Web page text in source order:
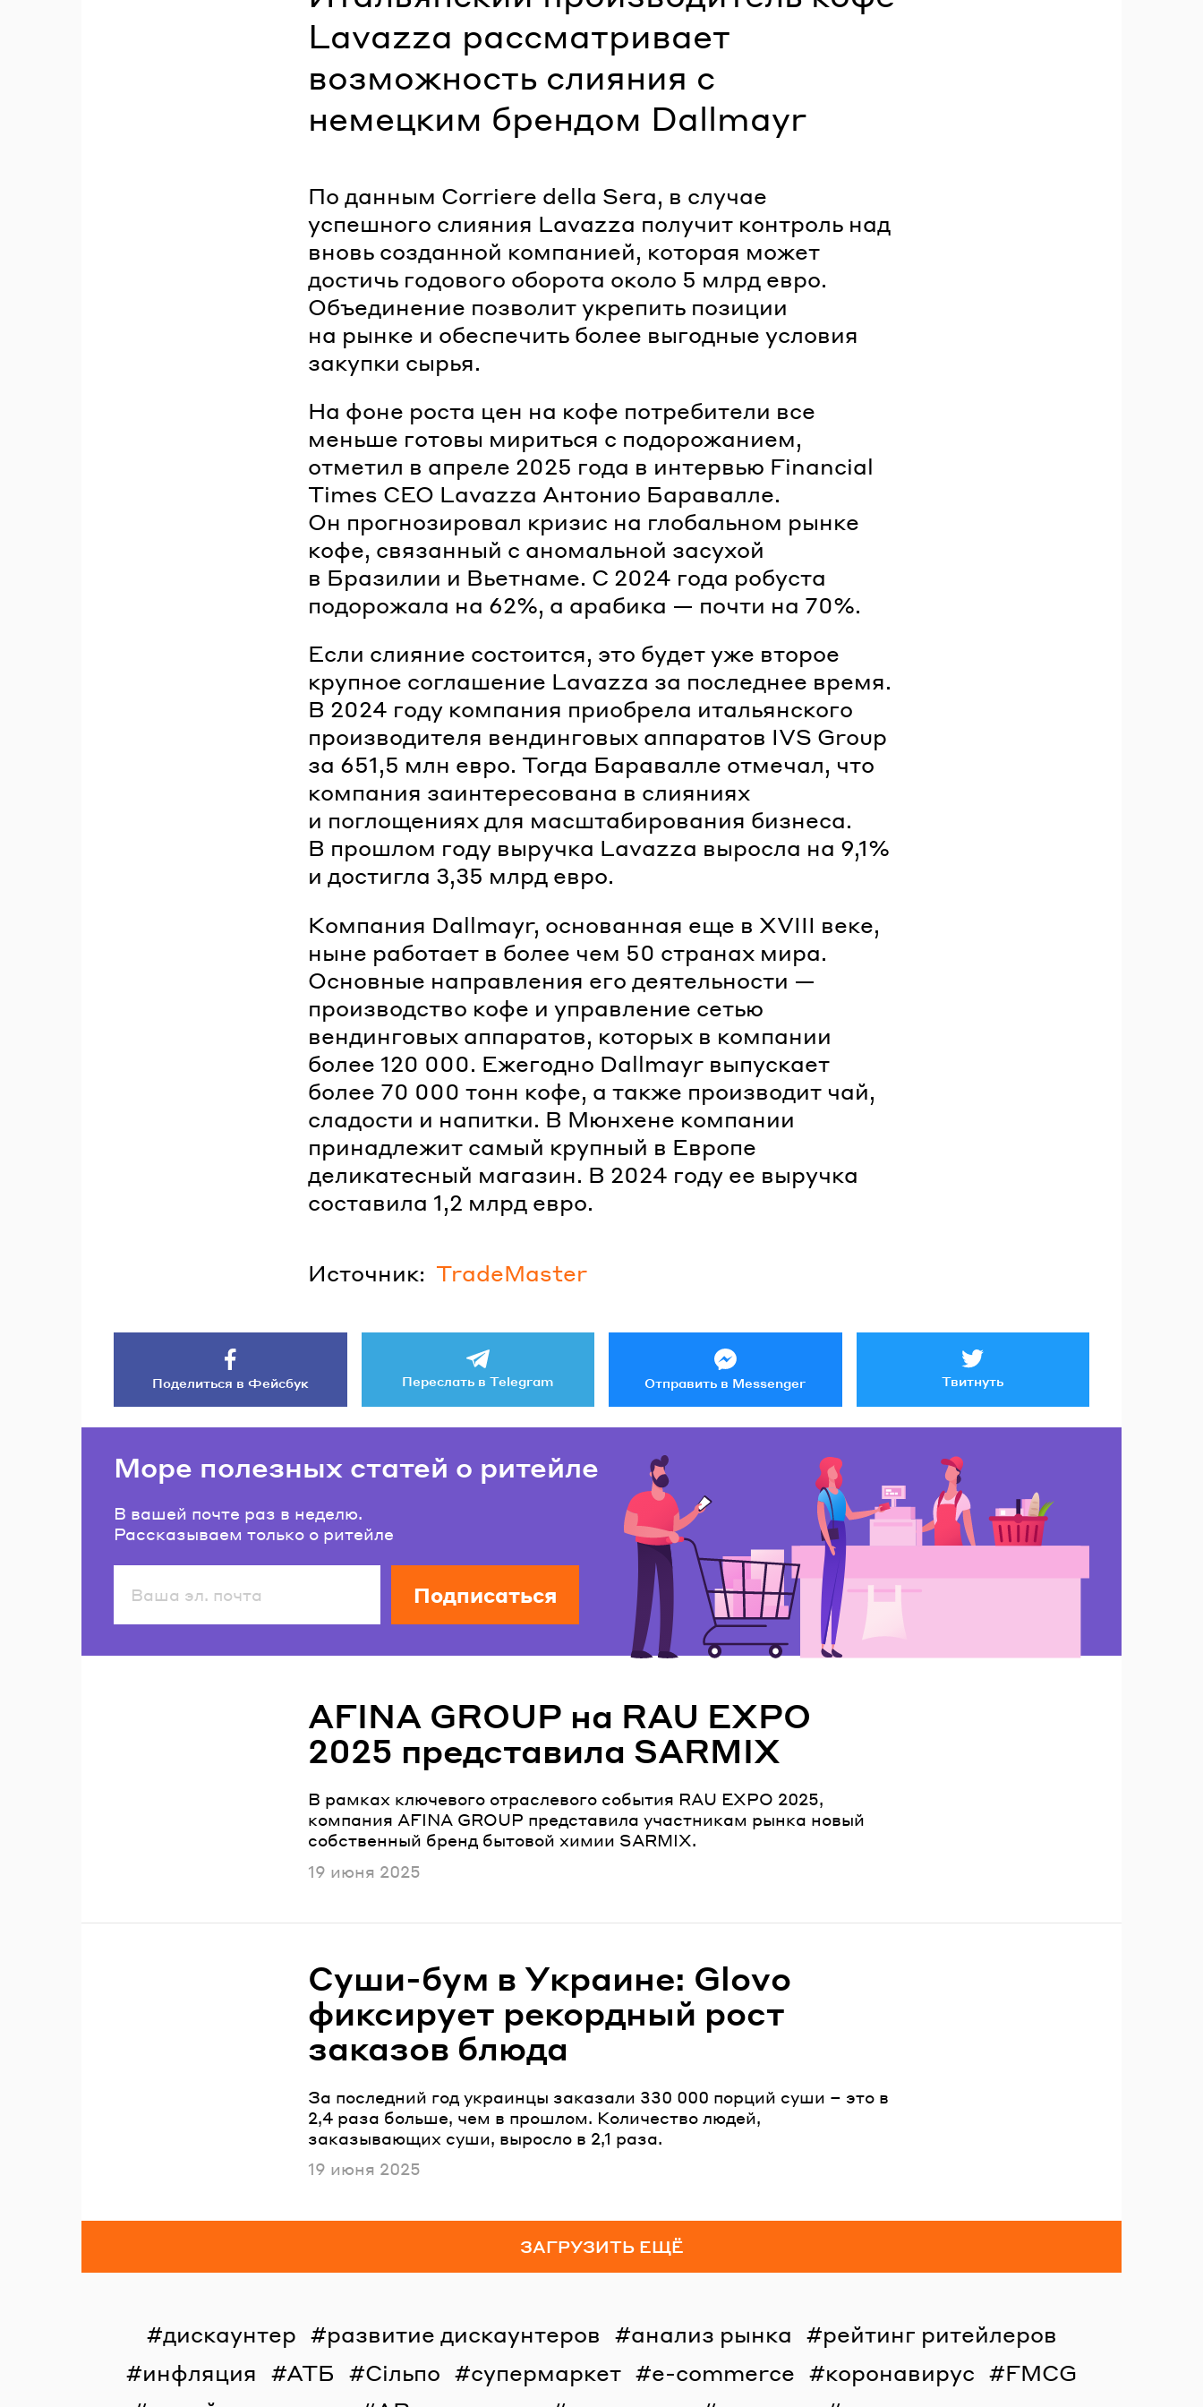
Lavazza рассматривает
возможность слияния с
немецким брендом Dallmayr
По данным Corriere della Sera, в случае
успешного слияния Lavazza получит контроль над
вновь созданной компанией, которая может
достичь годового оборота около 5 млрд евро.
Объединение позволит укрепить позиции
на рынке и обеспечить более выгодные условия
закупки сырья.
На фоне роста цен на кофе потребители все
меньше готовы мириться с подорожанием,
отметил в апреле 2025 года в интервью Financial
Times CEO Lavazza Антонио Баравалле.
Он прогнозировал кризис на глобальном рынке
кофе, связанный с аномальной засухой
в Бразилии и Вьетнаме. С 2024 года робуста
подорожала на 62%, а арабика — почти на 70%.
Если слияние состоится, это будет уже второе
крупное соглашение Lavazza за последнее время.
В 2024 году компания приобрела итальянского
производителя вендинговых аппаратов IVS Group
за 651,5 млн евро. Тогда Баравалле отмечал, что
компания заинтересована в слияниях
и поглощениях для масштабирования бизнеса.
В прошлом году выручка Lavazza выросла на 9,1%
и достигла 3,35 млрд евро.
Компания Dallmayr, основанная еще в XVIII веке,
ныне работает в более чем 50 странах мира.
Основные направления его деятельности —
производство кофе и управление сетью
вендинговых аппаратов, которых в компании
более 120 000. Ежегодно Dallmayr выпускает
более 70 000 тонн кофе, а также производит чай,
сладости и напитки. В Мюнхене компании
принадлежит самый крупный в Европе
деликатесный магазин. В 2024 году ее выручка
составила 1,2 млрд евро.
Источник: TradeMaster
Поделиться в Фейсбук Переслать в Telegram Отправить в Messenger Твитнуть
Море полезных статей о ритейле
В вашей почте раз в неделю.
Рассказываем только о ритейле
Подписаться
AFINA GROUP на RAU EXPO
2025 представила SARMIX
В рамках ключевого отраслевого события RAU EXPO 2025,
компания AFINA GROUP представила участникам рынка новый
собственный бренд бытовой химии SARMIX.
Опубликовано
19 июня 2025
Суши-бум в Украине: Glovo
фиксирует рекордный рост
заказов блюда
За последний год украинцы заказали 330 000 порций суши – это в
2,4 раза больше, чем в прошлом. Количество людей,
заказывающих суши, выросло в 2,1 раза.
Опубликовано
19 июня 2025
ЗАГРУЗИТЬ ЕЩЁ
дискаунтер развитие дискаунтеров анализ рынка
рейтинг ритейлеров
инфляция
АТБ Сільпо супермаркет e-commerce коронавирус
FMCG